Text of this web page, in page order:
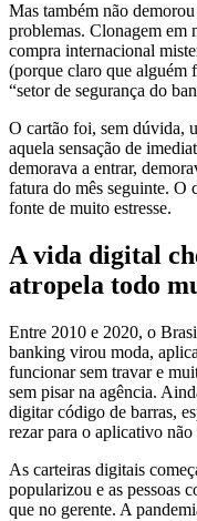
Mas também não
problemas. Clonagem em
compra internacional
(porque claro que alguém
“setor de segurança do
O cartão foi, sem dúvida,
aquela sensação de
demorava a entrar,
fatura do mês seguinte. O
fonte de muito estresse.
A vida digital
atropela todo
Entre 2010 e 2020, o
banking virou moda,
funcionar sem travar e
sem pisar na agência.
digitar código de barras,
rezar para o aplicativo não
As carteiras digitais
popularizou e as pessoas
que no gerente. A